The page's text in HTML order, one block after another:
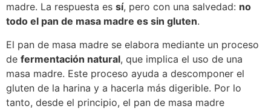
madre. La respuesta es sí, pero con una salvedad: no
todo el pan de masa madre es sin gluten.
El pan de masa madre se elabora mediante un proceso
de fermentación natural, que implica el uso de una
masa madre. Este proceso ayuda a descomponer el
gluten de la harina y a hacerla más digerible. Por lo
tanto, desde el principio, el pan de masa madre